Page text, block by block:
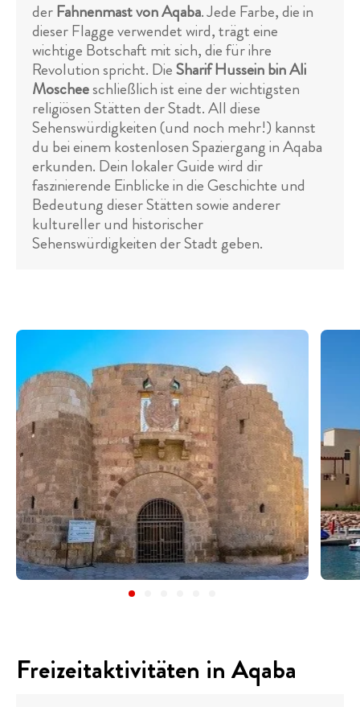
derFahnenmast von Aqaba. Jede Farbe, die in
dieser Flagge verwendet wird, trägt eine
wichtige Botschaft mit sich, die für ihre
Revolution spricht. DieSharif Hussein bin Ali
Moscheeschließlich ist eine der wichtigsten
religiösen Stätten der Stadt. All diese
Sehenswürdigkeiten (und noch mehr!) kannst
du bei einem kostenlosen Spaziergang in Aqaba
erkunden. Dein lokaler Guide wird dir
faszinierende Einblicke in die Geschichte und
Bedeutung dieser Stätten sowie anderer
kultureller und historischer
Sehenswürdigkeiten der Stadt geben.
Freizeitaktivitäten in Aqaba